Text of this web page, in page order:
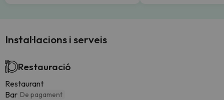
Instal·lacions i serveis
Restauració
Restaurant
Bar De pagament